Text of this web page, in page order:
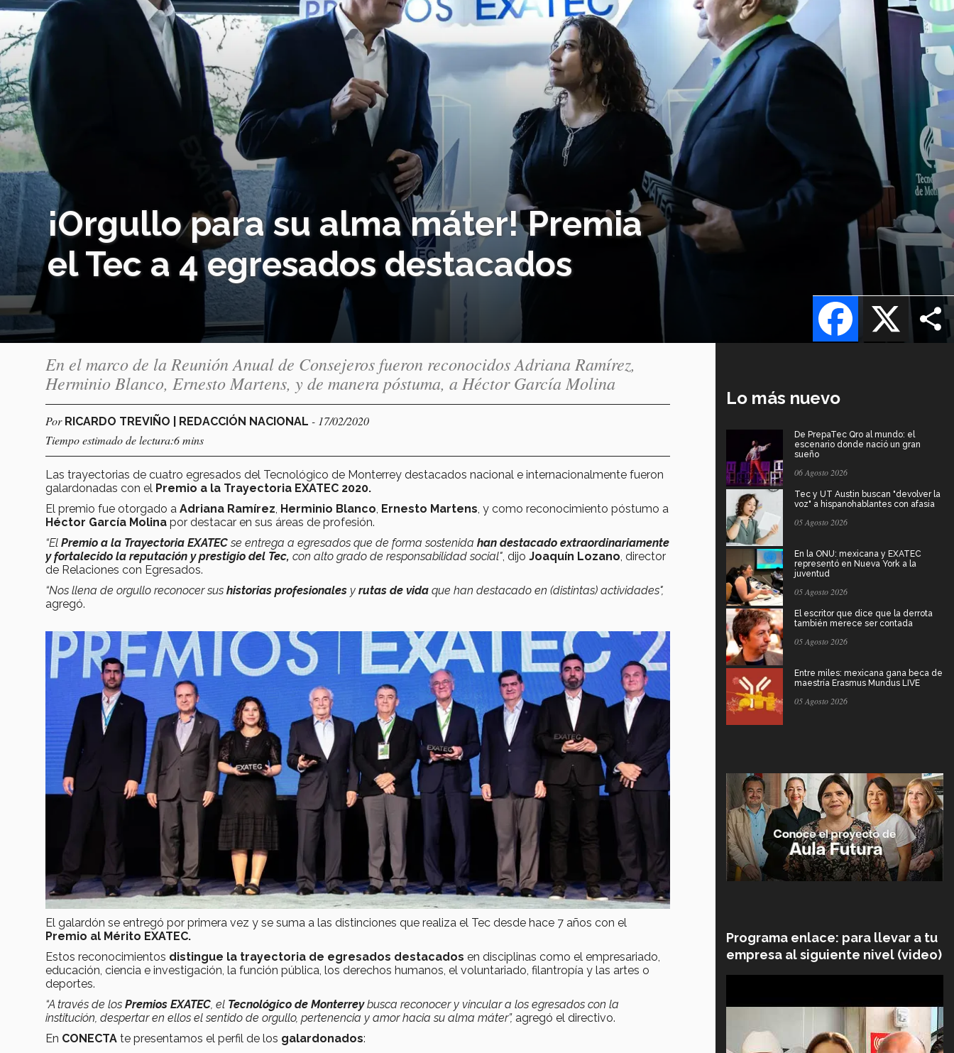
¡Orgullo para su alma máter! Premia
el Tec a 4 egresados destacados
X
Facebook
En el marco de la Reunión Anual de Consejeros fueron reconocidos Adriana Ramírez,
Herminio Blanco, Ernesto Martens, y de manera póstuma, a Héctor García Molina
Por RICARDO TREVIÑO | REDACCIÓN NACIONAL - 17/02/2020
Tiempo estimado de lectura:6 mins
Las trayectorias de cuatro egresados del Tecnológico de Monterrey destacados nacional e internacionalmente fueron
galardonadas con el Premio a la Trayectoria EXATEC 2020.
El premio fue otorgado a Adriana Ramírez Herminio Blanco Ernesto Martens , y como reconocimiento póstumo a
Héctor García Molina por destacar en sus áreas de profesión.
“El Premio a la Trayectoria EXATECse entrega a egresados que de forma sostenida han destacado extraordinariamente
y fortalecido la reputación y prestigio del Tec, con alto grado de responsabilidad social" , dijo Joaquín Lozano , director
de Relaciones con Egresados.
“Nos llena de orgullo reconocer sus historias profesionales y rutas de vida que han destacado en (distintas) actividades",
agregó.
El galardón se entregó por primera vez y se suma a las distinciones que realiza el Tec desde hace 7 años con el
Premio al Mérito EXATEC.
Estos reconocimientos distingue la trayectoria de egresados destacados en disciplinas como el empresariado,
educación, ciencia e investigación, la función pública, los derechos humanos, el voluntariado, filantropía y las artes o
deportes.
“A través de los Premios EXATEC , el Tecnológico de Monterreybusca reconocer y vincular a los egresados con la
institución, despertar en ellos el sentido de orgullo, pertenencia y amor hacia su alma máter”, agregó el directivo.
En CONECTA te presentamos el perfil de los galardonados:
Lo más nuevo
De PrepaTec Qro al mundo: el
escenario donde nació un gran
sueño
06 Agosto 2026
Tec y UT Austin buscan "devolver la
voz" a hispanohablantes con afasia
05 Agosto 2026
En la ONU: mexicana y EXATEC
representó en Nueva York a la
juventud
05 Agosto 2026
El escritor que dice que la derrota
también merece ser contada
05 Agosto 2026
Entre miles: mexicana gana beca de
maestría Erasmus Mundus LIVE
05 Agosto 2026
Programa enlace: para llevar a tu
empresa al siguiente nivel (video)